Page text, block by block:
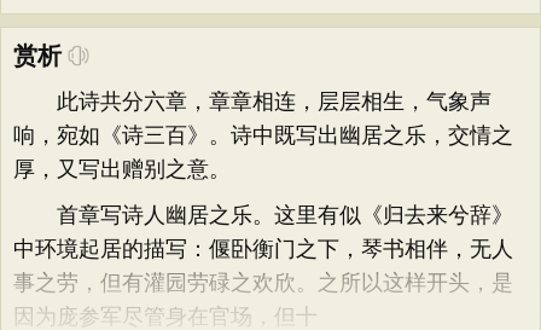
赏析
此诗共分六章，章章相连，层层相生，气象声
响，宛如《诗三百》。诗中既写出幽居之乐，交情之
厚，又写出赠别之意。
首章写诗人幽居之乐。这里有似《归去来兮辞》
中环境起居的描写：偃卧衡门之下，琴书相伴，无人
事之劳，但有灌园劳碌之欢欣。之所以这样开头，是
因为庞参军尽管身在官场，但十